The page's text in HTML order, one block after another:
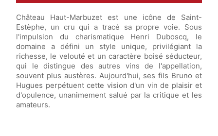
Château Haut-Marbuzet est une icône de Saint-
Estèphe, un cru qui a tracé sa propre voie. Sous
l'impulsion du charismatique Henri Duboscq, le
domaine a défini un style unique, privilégiant la
richesse, le velouté et un caractère boisé séducteur,
qui le distingue des autres vins de l'appellation,
souvent plus austères. Aujourd'hui, ses fils Bruno et
Hugues perpétuent cette vision d'un vin de plaisir et
d'opulence, unanimement salué par la critique et les
amateurs.